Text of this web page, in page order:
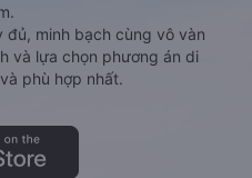
minh bạch cùng vô vàn
và lựa chọn phương án di
phù hợp nhất.